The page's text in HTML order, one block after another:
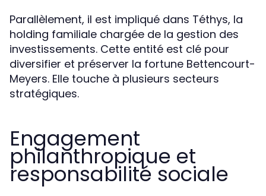
Parallèlement, il est impliqué dans Téthys, la
holding familiale chargée de la gestion des
investissements. Cette entité est clé pour
diversifier et préserver la fortune Bettencourt-
Meyers. Elle touche à plusieurs secteurs
stratégiques.
Engagement
philanthropique et
responsabilité sociale